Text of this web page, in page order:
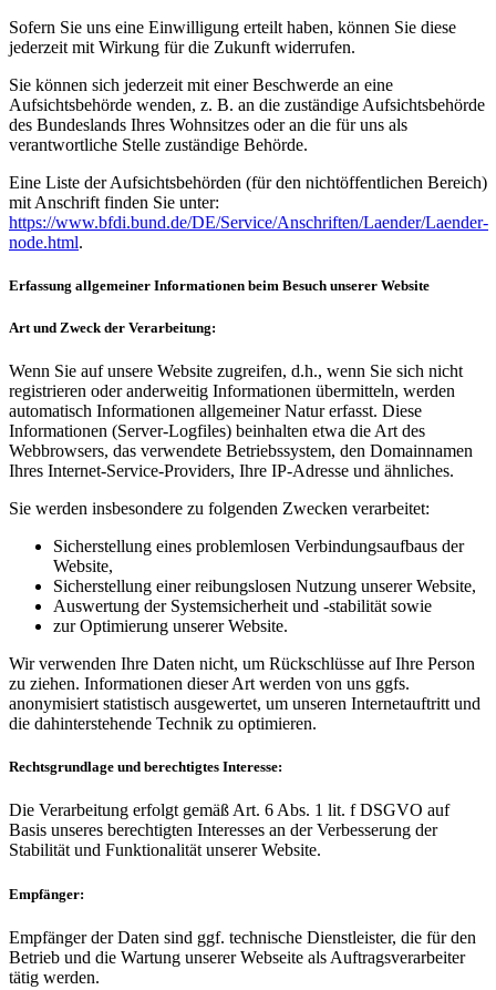
Sofern Sie uns eine Einwilligung erteilt haben, können Sie diese
jederzeit mit Wirkung für die Zukunft widerrufen.
Sie können sich jederzeit mit einer Beschwerde an eine
Aufsichtsbehörde wenden, z. B. an die zuständige Aufsichtsbehörde
des Bundeslands Ihres Wohnsitzes oder an die für uns als
verantwortliche Stelle zuständige Behörde.
Eine Liste der Aufsichtsbehörden (für den nichtöffentlichen Bereich)
mit Anschrift finden Sie unter:
https://www.bfdi.bund.de/DE/Service/Anschriften/Laender/Laender-
node.html.
Erfassung allgemeiner Informationen beim Besuch unserer Website
Art und Zweck der Verarbeitung:
Wenn Sie auf unsere Website zugreifen, d.h., wenn Sie sich nicht
registrieren oder anderweitig Informationen übermitteln, werden
automatisch Informationen allgemeiner Natur erfasst. Diese
Informationen (Server-Logfiles) beinhalten etwa die Art des
Webbrowsers, das verwendete Betriebssystem, den Domainnamen
Ihres Internet-Service-Providers, Ihre IP-Adresse und ähnliches.
Sie werden insbesondere zu folgenden Zwecken verarbeitet:
Sicherstellung eines problemlosen Verbindungsaufbaus der
Website,
Sicherstellung einer reibungslosen Nutzung unserer Website,
Auswertung der Systemsicherheit und -stabilität sowie
zur Optimierung unserer Website.
Wir verwenden Ihre Daten nicht, um Rückschlüsse auf Ihre Person
zu ziehen. Informationen dieser Art werden von uns ggfs.
anonymisiert statistisch ausgewertet, um unseren Internetauftritt und
die dahinterstehende Technik zu optimieren.
Rechtsgrundlage und berechtigtes Interesse:
Die Verarbeitung erfolgt gemäß Art. 6 Abs. 1 lit. f DSGVO auf
Basis unseres berechtigten Interesses an der Verbesserung der
Stabilität und Funktionalität unserer Website.
Empfänger:
Empfänger der Daten sind ggf. technische Dienstleister, die für den
Betrieb und die Wartung unserer Webseite als Auftragsverarbeiter
tätig werden.